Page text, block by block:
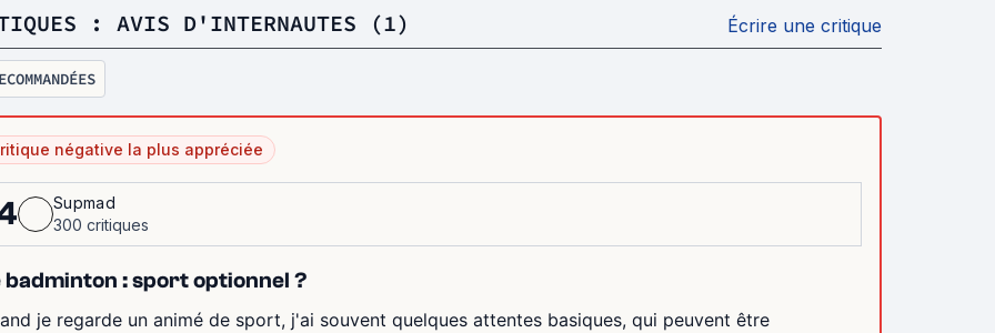
: AVIS D'INTERNAUTES (1) Écrire une critique
négative la plus appréciée
Supmad
300 critiques
badminton : sport optionnel ?
je regarde un animé de sport, j'ai souvent quelques attentes basiques, qui peuvent être